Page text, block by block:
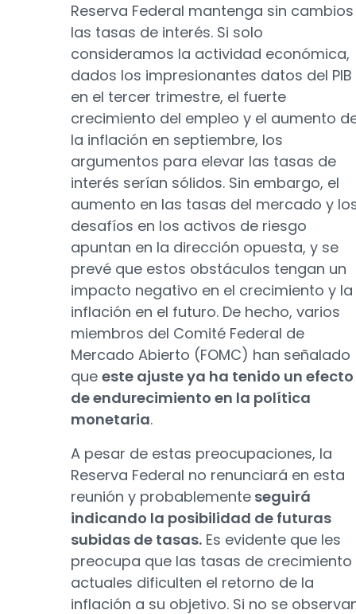
Reserva Federal mantenga sin cambios
las tasas de interés. Si solo
consideramos la actividad económica,
dados los impresionantes datos del PIB
en el tercer trimestre, el fuerte
crecimiento del empleo y el aumento
la inflación en septiembre, los
argumentos para elevar las tasas de
interés serían sólidos. Sin embargo, el
aumento en las tasas del mercado y
desafíos en los activos de riesgo
apuntan en la dirección opuesta, y se
prevé que estos obstáculos tengan un
impacto negativo en el crecimiento y la
inflación en el futuro. De hecho, varios
miembros del Comité Federal de
Mercado Abierto (FOMC) han señalado
que este ajuste ya ha tenido un efecto
de endurecimiento en la política
monetaria.
A pesar de estas preocupaciones, la
Reserva Federal no renunciará en esta
reunión y probablemente seguirá
indicando la posibilidad de futuras
subidas de tasas. Es evidente que les
preocupa que las tasas de crecimiento
actuales dificulten el retorno de la
inflación a su objetivo. Si no se